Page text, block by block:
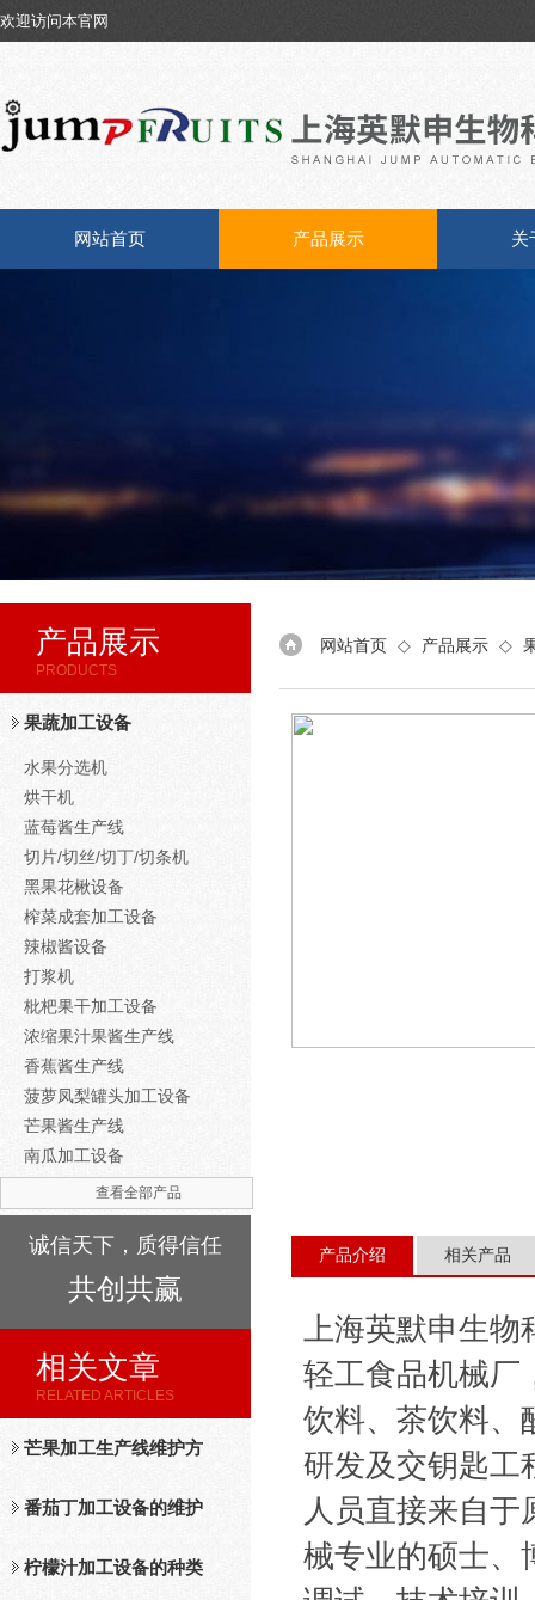
欢迎访问本官网
网站首页 产品展示 关
产品展示
PRODUCTS
果蔬加工设备
水果分选机
烘干机
蓝莓酱生产线
切片/切丝/切丁/切条机
黑果花楸设备
榨菜成套加工设备
辣椒酱设备
打浆机
枇杷果干加工设备
浓缩果汁果酱生产线
香蕉酱生产线
菠萝凤梨罐头加工设备
芒果酱生产线
南瓜加工设备
查看全部产品
诚信天下，质得信任
共创共赢
相关文章
RELATED ARTICLES
芒果加工生产线维护方
法
番茄丁加工设备的维护
保养措施分析
柠檬汁加工设备的种类
网站首页 ◇ 产品展示 ◇
产品介绍 相关产品
上海英默申生物
轻工食品机械厂
饮料、茶饮料、
研发及交钥匙工
人员直接来自
械专业的硕士、